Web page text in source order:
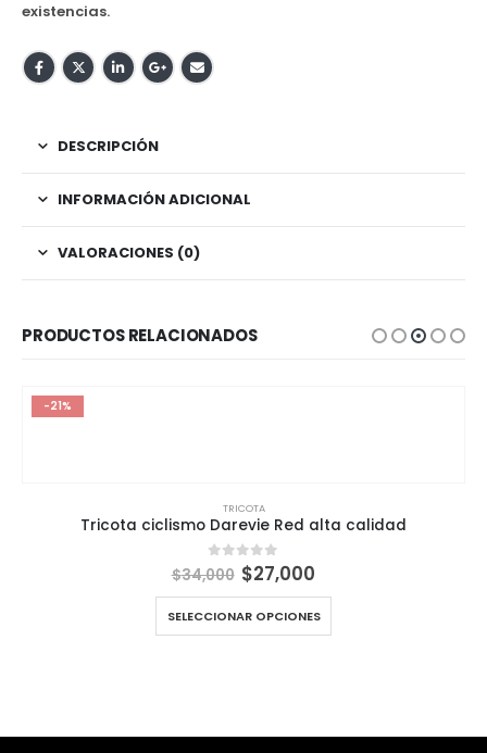
existencias.
DESCRIPCIÓN
INFORMACIÓN ADICIONAL
VALORACIONES (0)
PRODUCTOS RELACIONADOS
-21%
TRICOTA
Tricota ciclismo Darevie Red alta calidad
0out of 5
$34,000 El
precio
original
era:
$34,000.
$27,000
precio
actual
es:
$27,000.
SELECCIONAR OPCIONES